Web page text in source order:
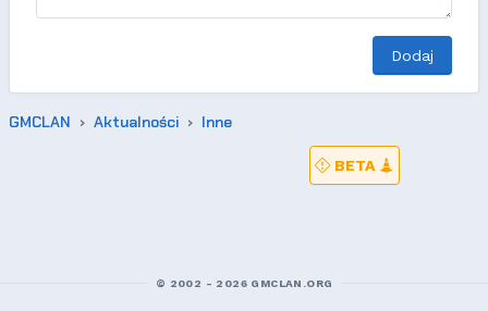
Dodaj
GMCLAN Aktualności Inne
BETA
© 2002 - 2026 GMCLAN.ORG